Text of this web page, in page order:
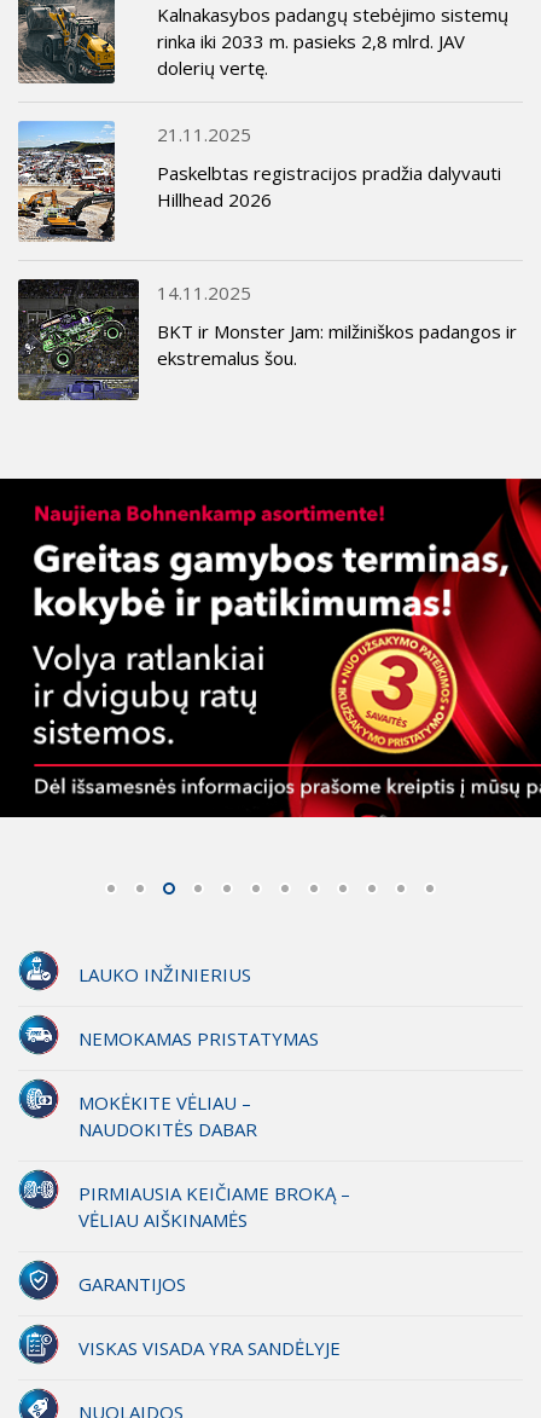
Kalnakasybos padangų stebėjimo sistemų
rinka iki 2033 m. pasieks 2,8 mlrd. JAV
dolerių vertę.
21.11.2025
Paskelbtas registracijos pradžia dalyvauti
Hillhead 2026
14.11.2025
BKT ir Monster Jam: milžiniškos padangos ir
ekstremalus šou.
LAUKO INŽINIERIUS
NEMOKAMAS PRISTATYMAS
MOKĖKITE VĖLIAU –
NAUDOKITĖS DABAR
PIRMIAUSIA KEIČIAME BROKĄ –
VĖLIAU AIŠKINAMĖS
GARANTIJOS
VISKAS VISADA YRA SANDĖLYJE
NUOLAIDOS